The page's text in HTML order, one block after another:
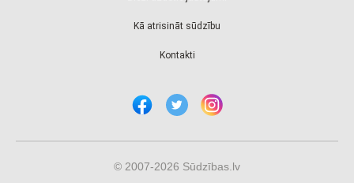
Kā atrisināt sūdzību
Kontakti
© 2007-2026 Sūdzības.lv